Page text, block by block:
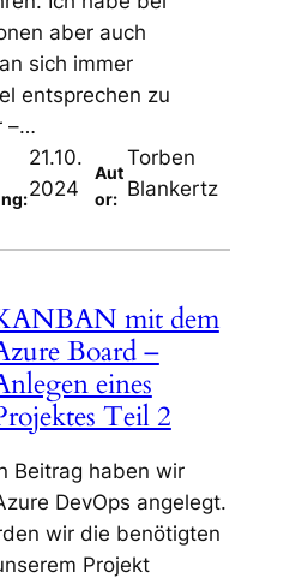
aber auch
sich immer
entsprechen zu
–…
21.10.
2024
Aut
or:
Torben
Blankertz
mit dem
Board –
eines
Teil 2
Beitrag haben wir
DevOps angelegt.
wir die benötigten
Projekt